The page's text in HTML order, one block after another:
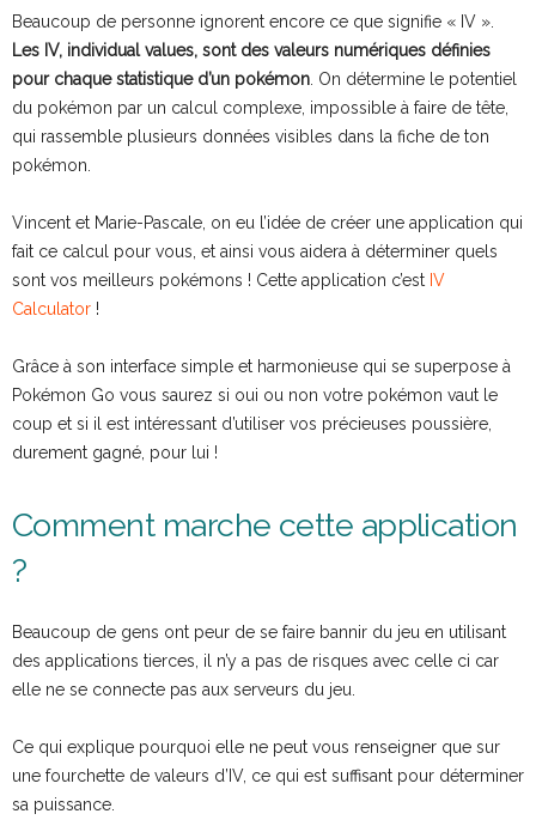
Beaucoup de personne ignorent encore ce que signifie « IV ».
Les IV, individual values, sont des valeurs numériques définies
pour chaque statistique d’un pokémon. On détermine le potentiel
du pokémon par un calcul complexe, impossible à faire de tête,
qui rassemble plusieurs données visibles dans la fiche de ton
pokémon.
Vincent et Marie-Pascale, on eu l’idée de créer une application qui
fait ce calcul pour vous, et ainsi vous aidera à déterminer quels
sont vos meilleurs pokémons ! Cette application c’est IV
Calculator !
Grâce à son interface simple et harmonieuse qui se superpose à
Pokémon Go vous saurez si oui ou non votre pokémon vaut le
coup et si il est intéressant d’utiliser vos précieuses poussière,
durement gagné, pour lui !
Comment marche cette application
?
Beaucoup de gens ont peur de se faire bannir du jeu en utilisant
des applications tierces, il n’y a pas de risques avec celle ci car
elle ne se connecte pas aux serveurs du jeu.
Ce qui explique pourquoi elle ne peut vous renseigner que sur
une fourchette de valeurs d’IV, ce qui est suffisant pour déterminer
sa puissance.